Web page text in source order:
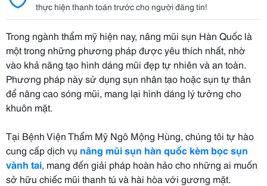
thực hiện thanh toán trước cho người đăng tin!
Trong ngành thẩm mỹ hiện nay, nâng mũi sụn Hàn Quốc là
một trong những phương pháp được yêu thích nhất, nhờ
vào khả năng tạo hình dáng mũi đẹp tự nhiên và an toàn.
Phương pháp này sử dụng sụn nhân tạo hoặc sụn tự thân
để nâng cao sóng mũi, mang lại hình dáng lý tưởng cho
khuôn mặt.
Tại Bệnh Viện Thẩm Mỹ Ngô Mộng Hùng, chúng tôi tự hào
cung cấp dịch vụ nâng mũi sụn hàn quốc kèm bọc sụn
vành tai, mang đến giải pháp hoàn hảo cho những ai muốn
sở hữu chiếc mũi thanh tú và hài hòa với gương mặt.